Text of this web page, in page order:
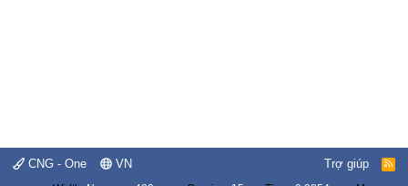
CNG - One VN Trợ giúp
R